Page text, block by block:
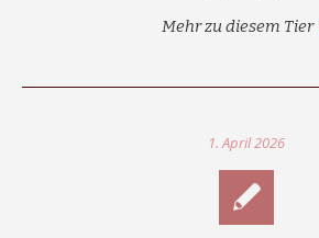
Mehr zu diesem Tier
1. April 2026